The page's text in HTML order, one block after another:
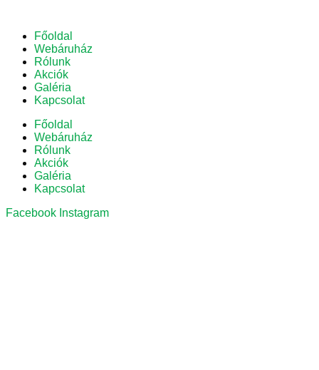
Főoldal
Webáruház
Rólunk
Akciók
Galéria
Kapcsolat
Főoldal
Webáruház
Rólunk
Akciók
Galéria
Kapcsolat
Facebook Instagram